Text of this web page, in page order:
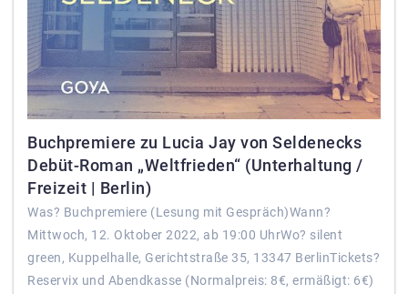
Buchpremiere zu Lucia Jay von Seldenecks
Debüt-Roman „Weltfrieden“ (Unterhaltung /
Freizeit | Berlin)
Was? Buchpremiere (Lesung mit Gespräch)Wann?
Mittwoch, 12. Oktober 2022, ab 19:00 UhrWo? silent
green, Kuppelhalle, Gerichtstraße 35, 13347 BerlinTickets?
Reservix und Abendkasse (Normalpreis: 8€, ermäßigt: 6€)